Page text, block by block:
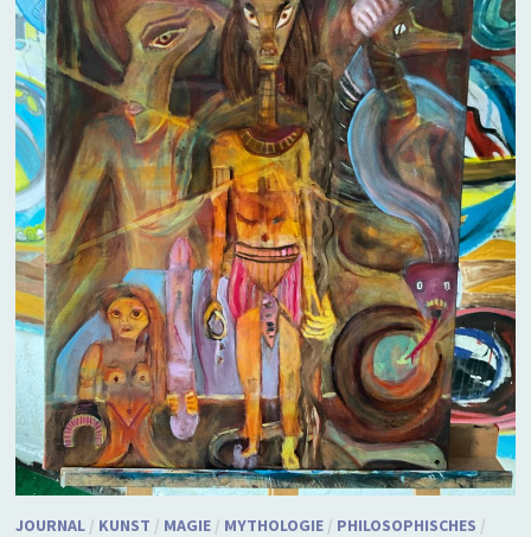
JOURNAL/ KUNST / MAGIE/ MYTHOLOGIE/ PHILOSOPHISCHES /